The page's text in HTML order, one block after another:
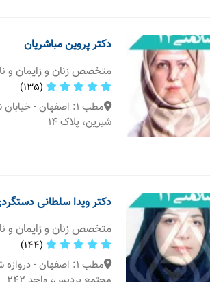
دکتر پروین مباشریان
متخصص زنان و زایمان و
(135)
مطب 1: اصفهان -
شیرین، پلاک ۱۴
دکتر ویدا سلطانی
متخصص زنان و زایمان و
(144)
مطب 1: اصفهان -